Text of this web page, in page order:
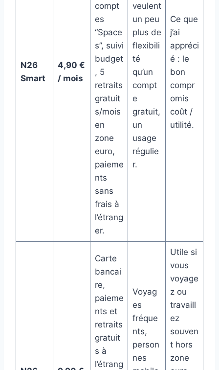
N26
Smart
4,90 €
/ mois
compt
es
“Space
s”, suivi
budget
, 5
retraits
gratuit
s/mois
en
zone
euro,
paieme
nts
sans
frais à
l’étrang
er.
veulent
un peu
plus de
flexibili
té
qu’un
compt
e
gratuit,
un
usage
régulie
r.
Ce que
j’ai
appréci
é : le
bon
compr
omis
coût /
utilité.
Carte
bancai
re,
paieme
nts et
retraits
gratuit
s à
l’étrang
Voyag
es
fréque
nts,
person
nes
Utile si
vous
voyage
z ou
travaill
ez
souven
t hors
zone